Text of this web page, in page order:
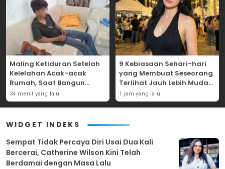
Maling Ketiduran Setelah
Kelelahan Acak-acak
Rumah, Saat Bangun
Sudah Dikepung Warga
34 menit yang lalu
9 Kebiasaan Sehari-hari
yang Membuat Seseorang
Terlihat Jauh Lebih Muda
dari Usia Sebenarnya,
Salah Satunya Tidak
1 jam yang lalu
WIDGET INDEKS
Sempat Tidak Percaya Diri Usai Dua Kali
Bercerai, Catherine Wilson Kini Telah
Berdamai dengan Masa Lalu